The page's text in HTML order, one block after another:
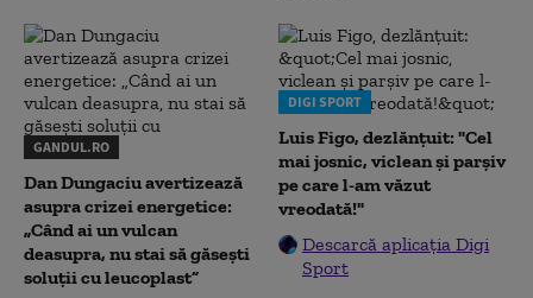
GANDUL.RO
Dan Dungaciu avertizează
asupra crizei energetice:
„Când ai un vulcan
deasupra, nu stai să găsești
soluții cu leucoplast”
DIGI SPORT
Luis Figo, dezlănțuit: "Cel
mai josnic, viclean și parșiv
pe care l-am văzut
vreodată!"
Descarcă aplicația Digi
Sport